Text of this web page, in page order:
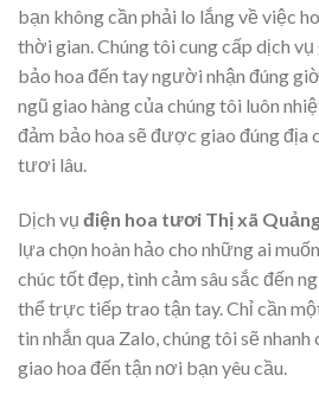
bạn không cần phải lo lắng về việc
thời gian. Chúng tôi cung cấp dịch
bảo hoa đến tay người nhận đúng
ngũ giao hàng của chúng tôi luôn
đảm bảo hoa sẽ được giao đúng địa
tươi lâu.
Dịch vụ điện hoa tươi Thị xã
lựa chọn hoàn hảo cho những ai
chúc tốt đẹp, tình cảm sâu sắc đến
thể trực tiếp trao tận tay. Chỉ cần
tin nhắn qua Zalo, chúng tôi sẽ
giao hoa đến tận nơi bạn yêu cầu.